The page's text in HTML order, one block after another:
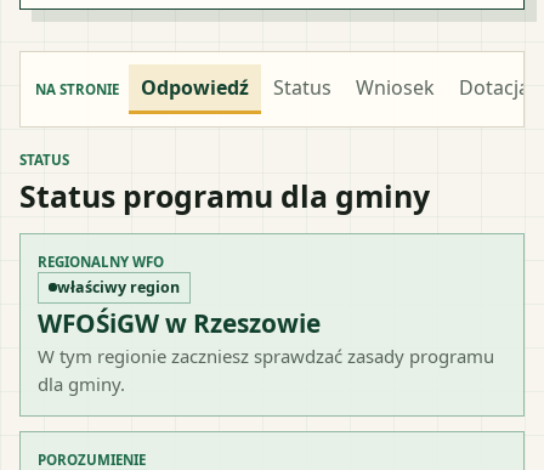
NA STRONIE Odpowiedź Status Wniosek Dotacja
STATUS
Status programu dla gminy
REGIONALNY WFO
właściwy region
WFOŚiGW w Rzeszowie
W tym regionie zaczniesz sprawdzać zasady programu
dla gminy.
POROZUMIENIE